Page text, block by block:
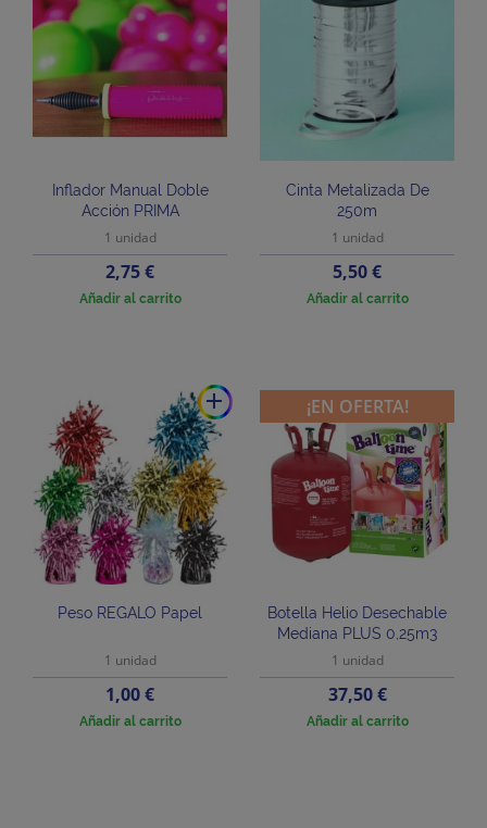
Inflador Manual Doble
Acción PRIMA
1 unidad
Precio
2,75 €
Añadir al carrito
Cinta Metalizada De
250m
1 unidad
Precio
5,50 €
Añadir al carrito
add
Peso REGALO Papel
1 unidad
Precio
1,00 €
Añadir al carrito
Botella Helio Desechable
Mediana PLUS 0,25m3
1 unidad
Precio
37,50 €
Añadir al carrito
¡EN OFERTA!